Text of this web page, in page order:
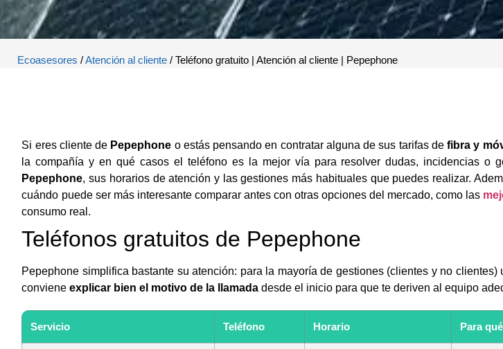
Ecoasesores /Atención al cliente / Teléfono gratuito | Atención al cliente | Pepephone
Si eres cliente de Pepephone o estás pensando en contratar alguna de sus tarifas defibra y
la compañía y en qué casos el teléfono es la mejor vía para resolver dudas, incidencias o
Pepephone, sus horarios de atención y las gestiones más habituales que puedes realizar.
cuándo puede ser más interesante comparar antes con otras opciones del mercado, como las
consumo real.
Teléfonos gratuitos de Pepephone
Pepephone simplifica bastante su atención: para la mayoría de gestiones (clientes y no
convieneexplicar bien el motivo de la llamada desde el inicio para que te deriven al equipo
Servicio Teléfono Horario Para